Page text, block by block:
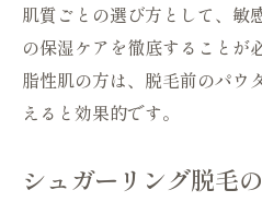
肌質ごとの選び方として、敏
の保湿ケアを徹底することが
脂性肌の方は、脱毛前のパウ
えると効果的です。
シュガーリング脱毛